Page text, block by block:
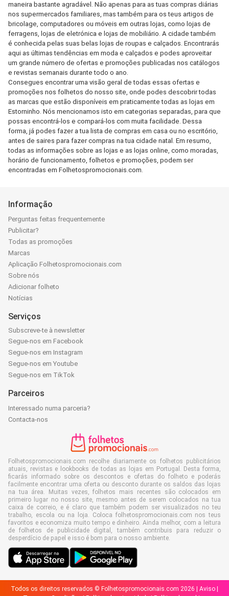
maneira bastante agradável. Não apenas para as tuas compras diárias
nos supermercados familiares, mas também para os teus artigos de
bricolage, computadores ou móveis em outras lojas, como lojas de
ferragens, lojas de eletrónica e lojas de mobiliário. A cidade também
é conhecida pelas suas belas lojas de roupas e calçados. Encontrarás
aqui as últimas tendências em moda e calçados e podes aproveitar
um grande número de ofertas e promoções publicadas nos catálogos
e revistas semanais durante todo o ano.
Consegues encontrar uma visão geral de todas essas ofertas e
promoções nos folhetos do nosso site, onde podes descobrir todas
as marcas que estão disponíveis em praticamente todas as lojas em
Estorninho. Nós mencionamos isto em categorias separadas, para que
possas encontrá-los e compará-los com muita facilidade. Dessa
forma, já podes fazer a tua lista de compras em casa ou no escritório,
antes de saires para fazer compras na tua cidade natal. Em resumo,
todas as informações sobre as lojas e as lojas online, como moradas,
horário de funcionamento, folhetos e promoções, podem ser
encontradas em Folhetospromocionais.com.
Informação
Perguntas feitas frequentemente
Publicitar?
Todas as promoções
Marcas
Aplicação Folhetospromocionais.com
Sobre nós
Adicionar folheto
Notícias
Serviços
Subscreve-te à newsletter
Segue-nos em Facebook
Segue-nos em Instagram
Segue-nos em Youtube
Segue-nos em TikTok
Parceiros
Interessado numa parceria?
Contacta-nos
Folhetospromocionais.com recolhe diariamente os folhetos publicitários
atuais, revistas e lookbooks de todas as lojas em Portugal. Desta forma,
ficarás informado sobre os descontos e ofertas do folheto e poderás
facilmente encontrar uma oferta ou desconto durante os saldos das lojas
na tua área. Muitas vezes, folhetos mais recentes são colocados em
primeiro lugar no nosso site, mesmo antes de serem colocados na tua
caixa de correio, e é claro que também podem ser visualizados no teu
trabalho, escola ou na loja. Coloca folhetospromocionais.com nos teus
favoritos e economiza muito tempo e dinheiro. Ainda melhor, com a leitura
de folhetos de publicidade digital, também contribuis para reduzir o
desperdício de papel e isso é bom para o nosso ambiente.
Todos os direitos reservados © Folhetospromocionais.com 2026 | Aviso